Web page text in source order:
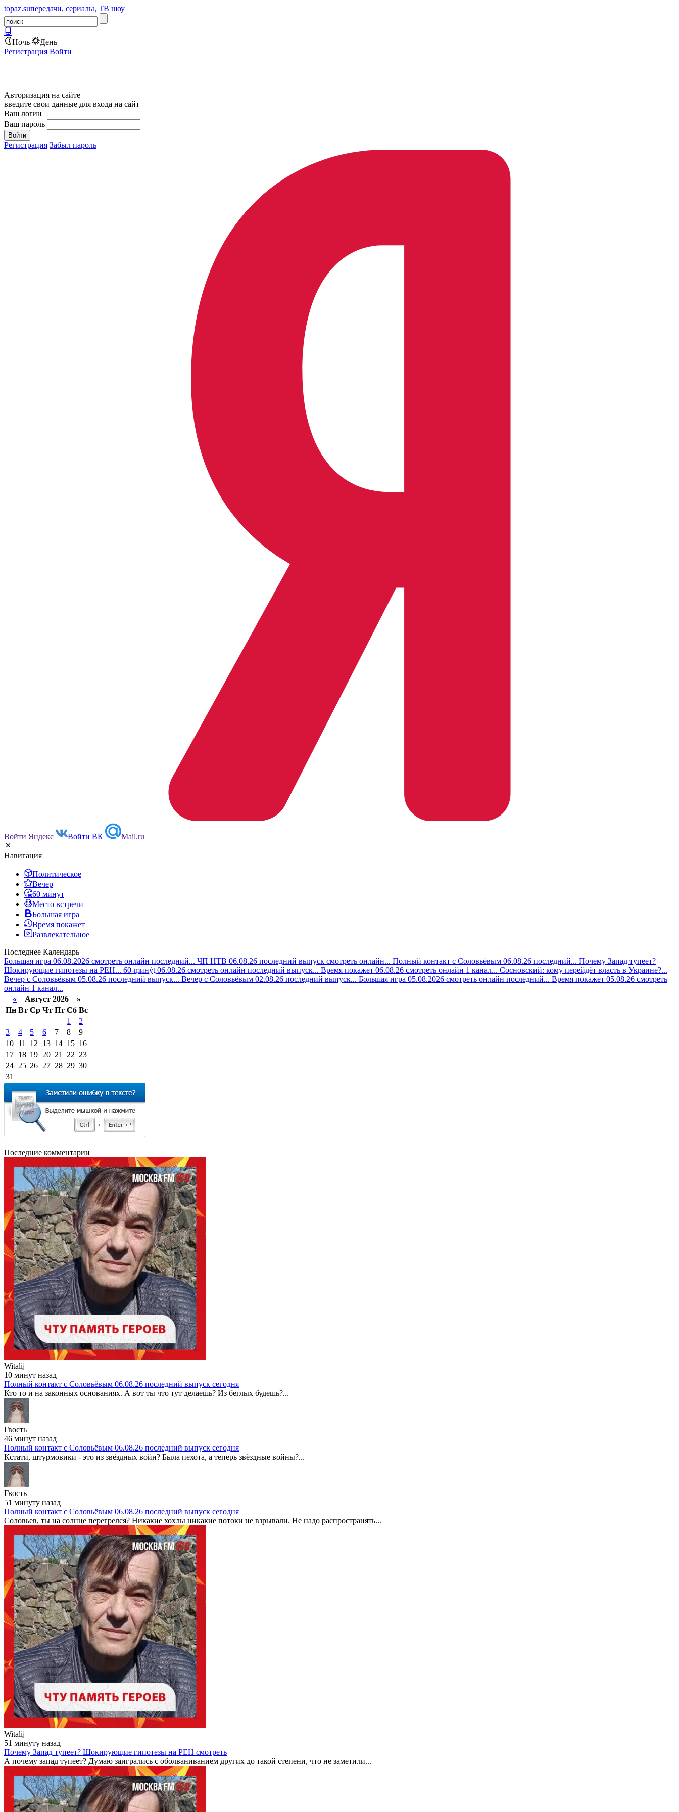
topaz.suпередачи, сериалы, ТВ шоу
Ночь
День
Регистрация Войти
Авторизация на сайте
введите свои данные для входа на сайт
Ваш логин
Ваш пароль
Регистрация Забыл пароль
Войти Яндекс Войти ВК Mail.ru
Навигация
Политическое
Вечер
60 минут
Место встречи
Большая игра
Время покажет
Развлекательное
Последнее Календарь
Большая игра 06.08.2026 смотреть онлайн последний... ЧП НТВ 06.08.26 последний выпуск смотреть онлайн... Полный контакт с Соловьёвым 06.08.26 последний... Почему Запад тупеет?
Шокирующие гипотезы на РЕН... 60-ṃинẏƫ 06.08.26 смотреть онлайн последний выпуск... Время покажет 06.08.26 смотреть онлайн 1 канал... Сосновский: кому перейдёт власть в Украине?...
Вечер с Соловьёвым 05.08.26 последний выпуск... Вечер с Соловьёвым 02.08.26 последний выпуск... Большая игра 05.08.2026 смотреть онлайн последний... Время покажет 05.08.26 смотреть
онлайн 1 канал...
« Август 2026 »
Пн Вт Ср Чт Пт Сб Вс
1
2
3
4 5 6 7 8
9
10 11 12 13 14 15 16
17 18 19 20 21 22 23
24 25 26 27 28 29 30
31
Последние комментарии
Witalij
10 минут назад
Полный контакт с Соловьёвым 06.08.26 последний выпуск сегодня
Кто то и на законных основаниях. А вот ты что тут делаешь? Из беглых будешь?...
Гвость
46 минут назад
Полный контакт с Соловьёвым 06.08.26 последний выпуск сегодня
Кстати, штурмовики - это из звёздных войн? Была пехота, а теперь звёздные войны?...
Гвость
51 минуту назад
Полный контакт с Соловьёвым 06.08.26 последний выпуск сегодня
Соловьев, ты на солнце перегрелся? Никакие хохлы никакие потоки не взрывали. Не надо распространять...
Witalij
51 минуту назад
Почему Запад тупеет? Шокирующие гипотезы на РЕН смотреть
А почему запад тупеет? Думаю заигрались с оболваниванием других до такой степени, что не заметили...